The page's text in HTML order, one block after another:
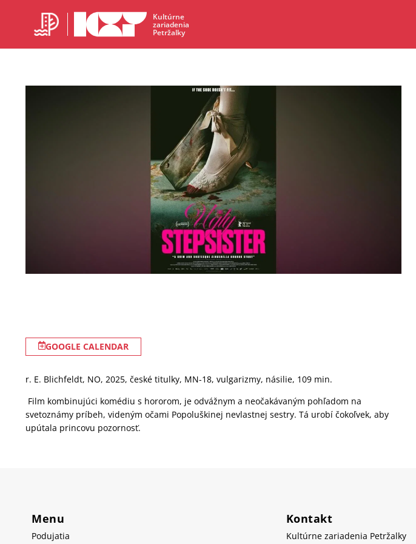
Kultúrne
zariadenia
Petržalky
GOOGLE CALENDAR
r. E. Blichfeldt, NO, 2025, české titulky, MN-18, vulgarizmy, násilie, 109 min.
Film kombinujúci komédiu s hororom, je odvážnym a neočakávaným pohľadom na
svetoznámy príbeh, videným očami Popoluškinej nevlastnej sestry. Tá urobí čokoľvek, aby
upútala princovu pozornosť.
Menu
Podujatia
Kontakt
Kultúrne zariadenia Petržalky